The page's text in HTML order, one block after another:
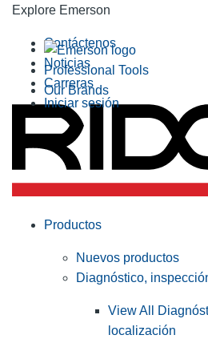
Explore Emerson
Professional Tools
Our Brands
Contáctenos
Noticias
Carreras
Iniciar sesión
Productos
Nuevos productos
Diagnóstico,
View All
localización